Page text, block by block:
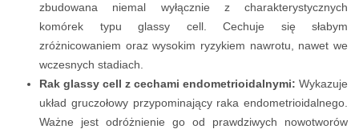
zbudowana niemal wyłącznie z charakterystycznych
komórek typu glassy cell. Cechuje się słabym
zróżnicowaniem oraz wysokim ryzykiem nawrotu, nawet we
wczesnych stadiach.
Rak glassy cell z cechami endometrioidalnymi: Wykazuje
układ gruczołowy przypominający raka endometrioidalnego.
Ważne jest odróżnienie go od prawdziwych nowotworów